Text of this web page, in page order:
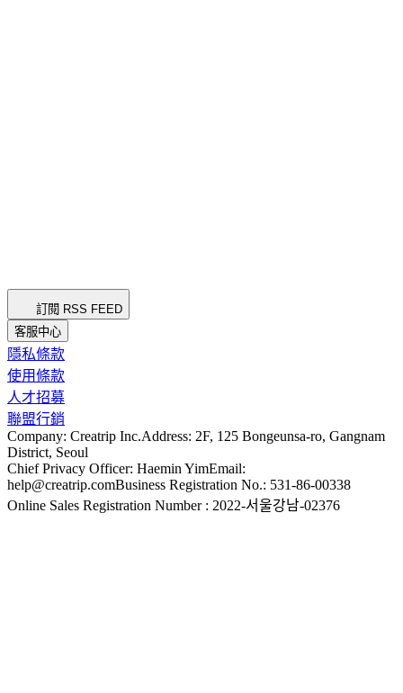
訂閱 RSS FEED
客服中心
隱私條款
使用條款
人才招募
聯盟行銷
Company: Creatrip Inc.Address: 2F, 125 Bongeunsa-ro, Gangnam
District, Seoul
Chief Privacy Officer: Haemin YimEmail:
help@creatrip.comBusiness Registration No.: 531-86-00338
Online Sales Registration Number : 2022-서울강남-02376